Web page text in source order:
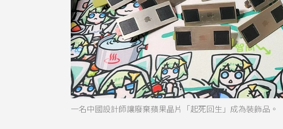
一名中國設計師讓廢棄蘋果晶片「起死回生」成為裝飾品。